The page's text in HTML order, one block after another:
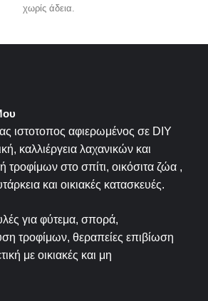
χωρίς άδεια.
ιστοτοπος αφιερωμένος σε DIY
καλλιέργεια λαχανικών και
στο σπίτι, οικόσιτα ζώα ,
και οικιακές κατασκευές.
για φύτεμα, σπορά,
τροφίμων, θεραπείες επιβίωση
με οικιακές και μη